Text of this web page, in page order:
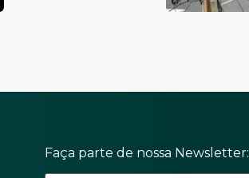
Faça parte de nossa Newsletter: